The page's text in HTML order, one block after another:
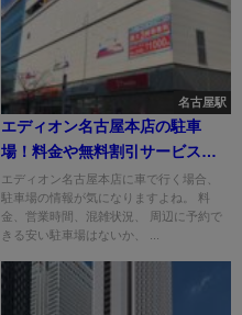
名古屋駅
エディオン名古屋本店の駐車
場！料金や無料割引サービス
は？
エディオン名古屋本店に車で行く場合、
駐車場の情報が気になりますよね。 料
金、営業時間、混雑状況、 周辺に予約で
きる安い駐車場はないか、 ...